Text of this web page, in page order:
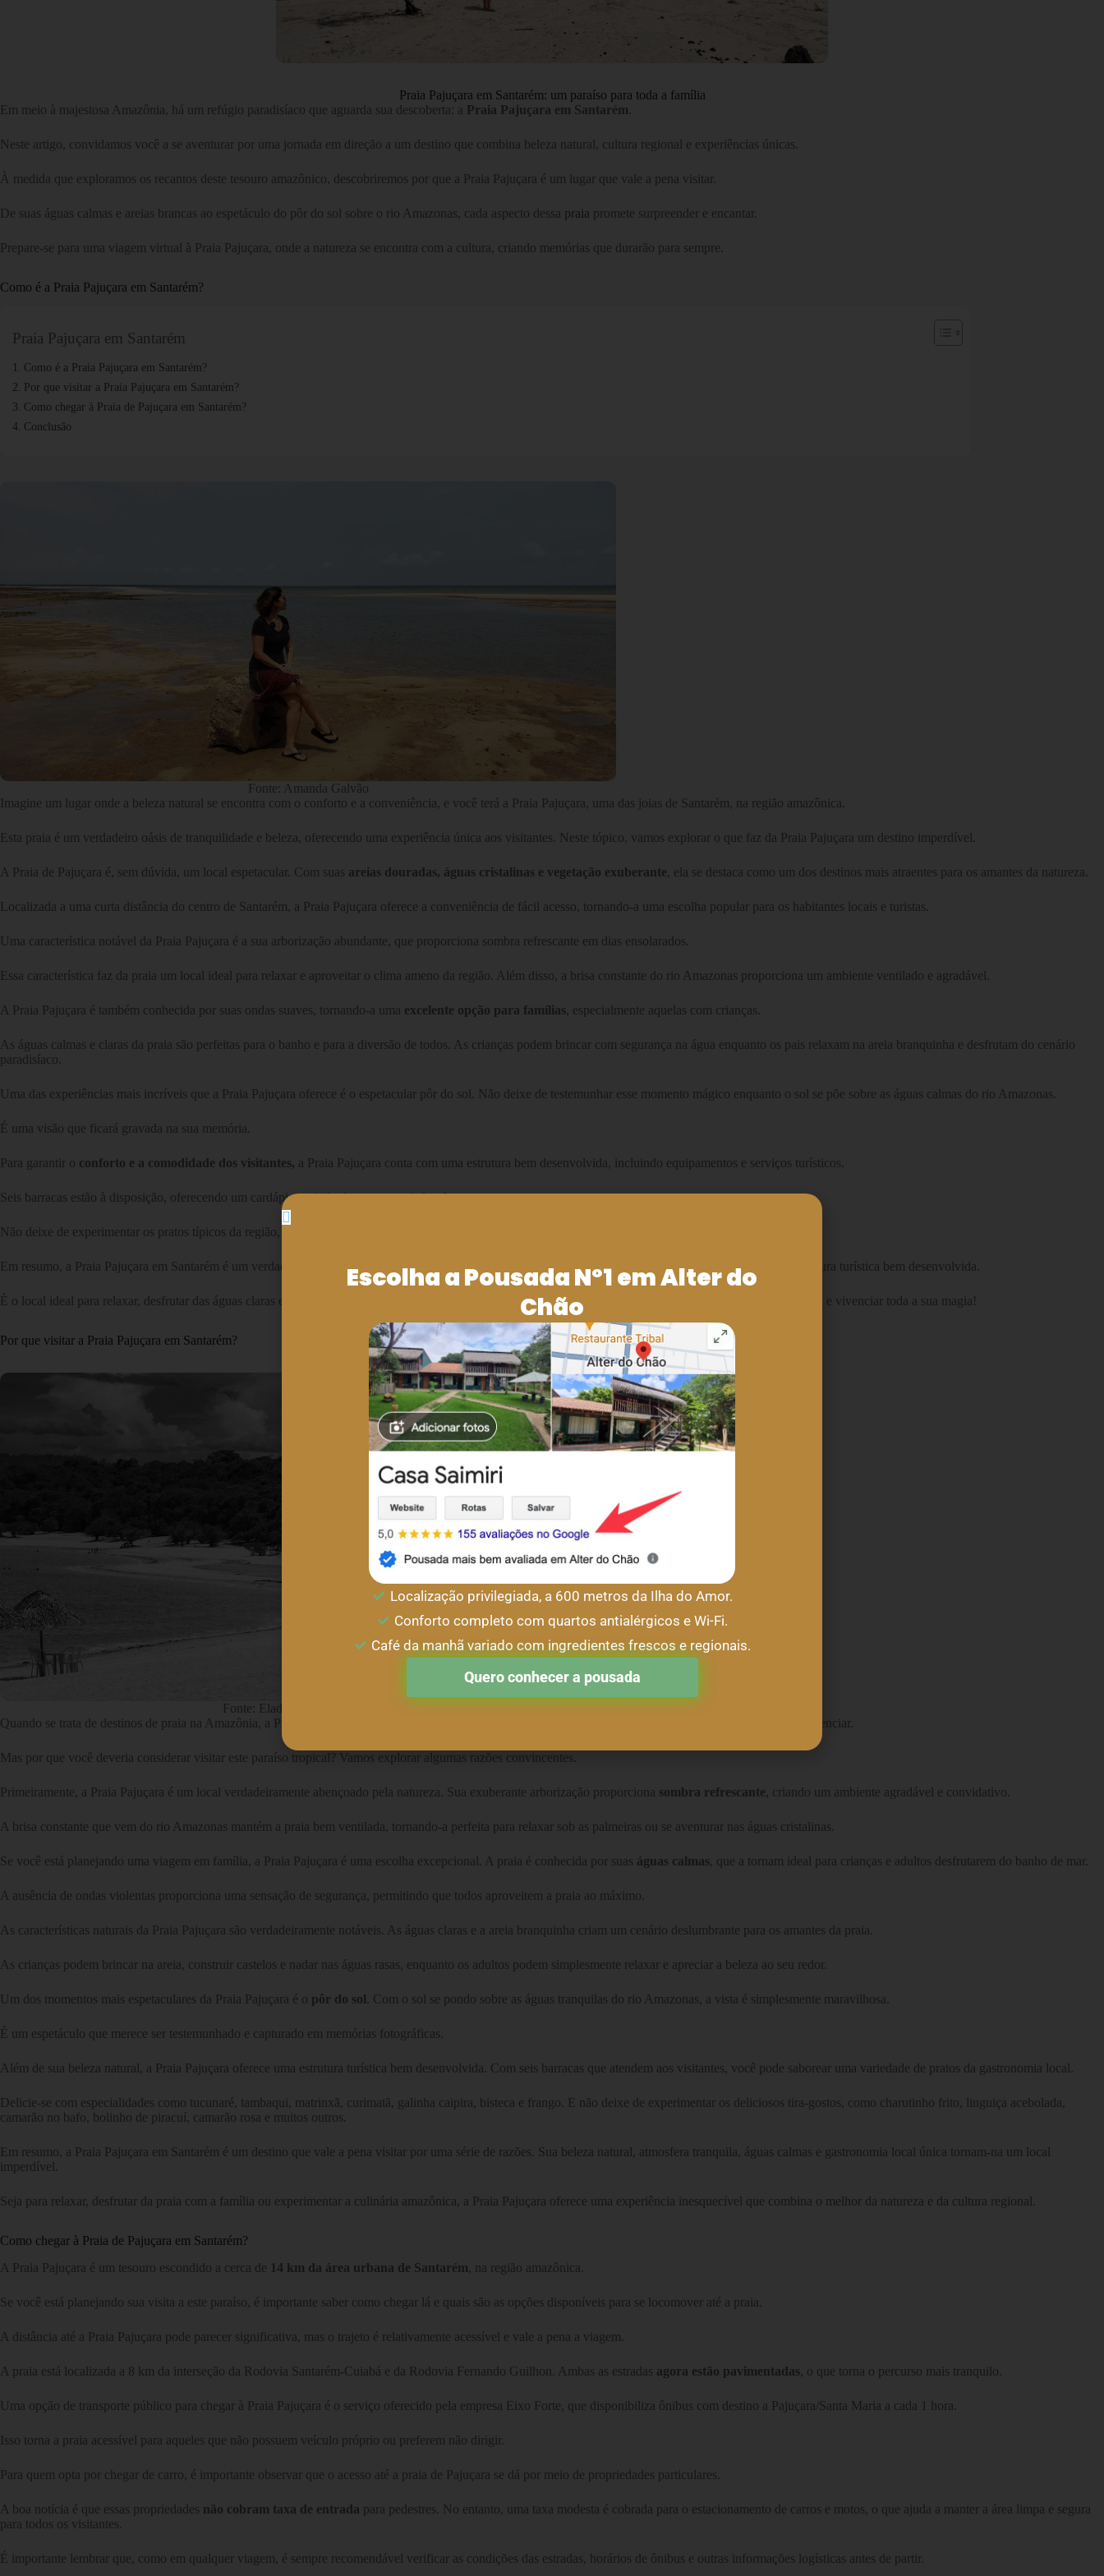
Praia Pajuçara em Santarém: um paraíso para toda a família
Em meio à majestosa Amazônia, há um refúgio paradisíaco que aguarda sua descoberta: a Praia Pajuçara em Santarém
Neste artigo, convidamos você a se aventurar por uma jornada em direção a um destino que combina beleza natural, cultura regional e experiências únicas.
À medida que exploramos os recantos deste tesouro amazônico, descobriremos por que a Praia Pajuçara é um lugar que vale a pena visitar.
De suas águas calmas e areias brancas ao espetáculo do pôr do sol sobre o rio Amazonas, cada aspecto dessa praia promete surpreender e encantar.
Prepare-se para uma viagem virtual à Praia Pajuçara, onde a natureza se encontra com a cultura, criando memórias que durarão para sempre.
Como é a Praia Pajuçara em Santarém?
Praia Pajuçara em Santarém
Como é a Praia Pajuçara em Santarém?
Por que visitar a Praia Pajuçara em Santarém?
Como chegar à Praia de Pajuçara em Santarém?
Conclusão
Fonte: Amanda Galvão
Imagine um lugar onde a beleza natural se encontra com o conforto e a conveniência, e você terá a Praia Pajuçara, uma das joias de Santarém, na região amazônica.
Esta praia é um verdadeiro oásis de tranquilidade e beleza, oferecendo uma experiência única aos visitantes. Neste tópico, vamos explorar o que faz da Praia Pajuçara um destino imperdível.
A Praia de Pajuçara é, sem dúvida, um local espetacular. Com suas areias douradas, águas cristalinas e vegetação exuberante , ela se destaca como um dos destinos mais atraentes para os amantes da natureza.
Localizada a uma curta distância do centro de Santarém, a Praia Pajuçara oferece a conveniência de fácil acesso, tornando-a uma escolha popular para os habitantes locais e turistas.
Uma característica notável da Praia Pajuçara é a sua arborização abundante, que proporciona sombra refrescante em dias ensolarados.
Essa característica faz da praia um local ideal para relaxar e aproveitar o clima ameno da região. Além disso, a brisa constante do rio Amazonas proporciona um ambiente ventilado e agradável.
A Praia Pajuçara é também conhecida por suas ondas suaves, tornando-a uma excelente opção para famílias , especialmente aquelas com crianças.
As águas calmas e claras da praia são perfeitas para o banho e para a diversão de todos. As crianças podem brincar com segurança na água enquanto os pais relaxam na areia branquinha e desfrutam do cenário
paradisíaco.
Uma das experiências mais incríveis que a Praia Pajuçara oferece é o espetacular pôr do sol. Não deixe de testemunhar esse momento mágico enquanto o sol se põe sobre as águas calmas do rio Amazonas.
É uma visão que ficará gravada na sua memória.
Para garantir o conforto e a comodidade dos visitantes, a Praia Pajuçara conta com uma estrutura bem desenvolvida, incluindo equipamentos e serviços turísticos.
Seis barracas estão à disposição, oferecendo um cardápio variado da gastronomia local.
Não deixe de experimentar os pratos típicos da região, que são preparados com ingredientes frescos e sabores únicos da Amazônia.
Em resumo, a Praia Pajuçara em Santarém é um verdadeiro paraíso amazônico que combina a beleza natural única da região com a conveniência de uma estrutura turística bem desenvolvida.
É o local ideal para relaxar, desfrutar das águas claras e criar memórias inesquecíveis com a família. Não perca a oportunidade de visitar este oásis na Amazônia e vivenciar toda a sua magia!
Por que visitar a Praia Pajuçara em Santarém?
Fonte: Eladio Pedrosa Jr. (Flickr)
Quando se trata de destinos de praia na Amazônia, a Praia Pajuçara em Santarém se destaca de maneira única, oferecendo uma experiência que vale a pena vivenciar.
Mas por que você deveria considerar visitar este paraíso tropical? Vamos explorar algumas razões convincentes.
Primeiramente, a Praia Pajuçara é um local verdadeiramente abençoado pela natureza. Sua exuberante arborização proporciona sombra refrescante , criando um ambiente agradável e convidativo.
A brisa constante que vem do rio Amazonas mantém a praia bem ventilada, tornando-a perfeita para relaxar sob as palmeiras ou se aventurar nas águas cristalinas.
Se você está planejando uma viagem em família, a Praia Pajuçara é uma escolha excepcional. A praia é conhecida por suas águas calmas , que a tornam ideal para crianças e adultos desfrutarem do banho de mar.
A ausência de ondas violentas proporciona uma sensação de segurança, permitindo que todos aproveitem a praia ao máximo.
As características naturais da Praia Pajuçara são verdadeiramente notáveis. As águas claras e a areia branquinha criam um cenário deslumbrante para os amantes da praia.
As crianças podem brincar na areia, construir castelos e nadar nas águas rasas, enquanto os adultos podem simplesmente relaxar e apreciar a beleza ao seu redor.
Um dos momentos mais espetaculares da Praia Pajuçara é o pôr do sol . Com o sol se pondo sobre as águas tranquilas do rio Amazonas, a vista é simplesmente maravilhosa.
É um espetáculo que merece ser testemunhado e capturado em memórias fotográficas.
Além de sua beleza natural, a Praia Pajuçara oferece uma estrutura turística bem desenvolvida. Com seis barracas que atendem aos visitantes, você pode saborear uma variedade de pratos da gastronomia local.
Delicie-se com especialidades como tucunaré, tambaqui, matrinxã, curimatã, galinha caipira, bisteca e frango. E não deixe de experimentar os deliciosos tira-gostos, como charutinho frito, linguiça acebolada,
camarão no bafo, bolinho de piracuí, camarão rosa e muitos outros.
Em resumo, a Praia Pajuçara em Santarém é um destino que vale a pena visitar por uma série de razões. Sua beleza natural, atmosfera tranquila, águas calmas e gastronomia local única tornam-na um local
imperdível.
Seja para relaxar, desfrutar da praia com a família ou experimentar a culinária amazônica, a Praia Pajuçara oferece uma experiência inesquecível que combina o melhor da natureza e da cultura regional.
Como chegar à Praia de Pajuçara em Santarém?
A Praia Pajuçara é um tesouro escondido a cerca de 14 km da área urbana de Santarém , na região amazônica.
Se você está planejando sua visita a este paraíso, é importante saber como chegar lá e quais são as opções disponíveis para se locomover até a praia.
A distância até a Praia Pajuçara pode parecer significativa, mas o trajeto é relativamente acessível e vale a pena a viagem.
A praia está localizada a 8 km da interseção da Rodovia Santarém-Cuiabá e da Rodovia Fernando Guilhon. Ambas as estradas agora estão pavimentadas , o que torna o percurso mais tranquilo.
Uma opção de transporte público para chegar à Praia Pajuçara é o serviço oferecido pela empresa Eixo Forte, que disponibiliza ônibus com destino a Pajuçara/Santa Maria a cada 1 hora.
Isso torna a praia acessível para aqueles que não possuem veículo próprio ou preferem não dirigir.
Para quem opta por chegar de carro, é importante observar que o acesso até a praia de Pajuçara se dá por meio de propriedades particulares.
A boa notícia é que essas propriedades não cobram taxa de entrada para pedestres. No entanto, uma taxa modesta é cobrada para o estacionamento de carros e motos, o que ajuda a manter a área limpa e segura
para todos os visitantes.
É importante lembrar que, como em qualquer viagem, é sempre recomendável verificar as condições das estradas, horários de ônibus e outras informações logísticas antes de partir.
Escolha a Pousada Nº1 em Alter do
Chão
Localização privilegiada, a 600 metros da Ilha do Amor.
Conforto completo com quartos antialérgicos e Wi-Fi.
Café da manhã variado com ingredientes frescos e regionais.
Quero conhecer a pousada